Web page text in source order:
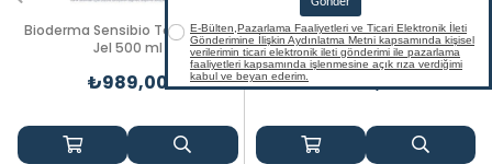
Bioderma Sensibio Temizleyici
Jel 500 ml
₺989,00
Bioderma Sensibio DS+
Temizleyici Jel 200 ml
₺928,90